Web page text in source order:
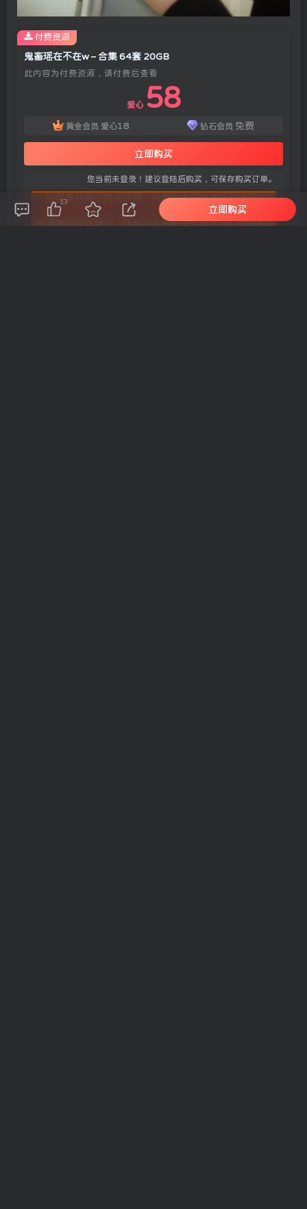
鬼畜瑶在不在w – 合集 64套 20GB
此内容为付费资源，请付费后查看
爱心 58
黄金会员 爱心18 钻石会员 免费
立即购买
您当前未登录！建议登陆后购买，可保存购买订单。
未登录环境下购买资源，有概率出现付款后资源无法下
如果遇到这样情况，请务必注册账号留言或者私信客服解
付费资源
13
立即购买